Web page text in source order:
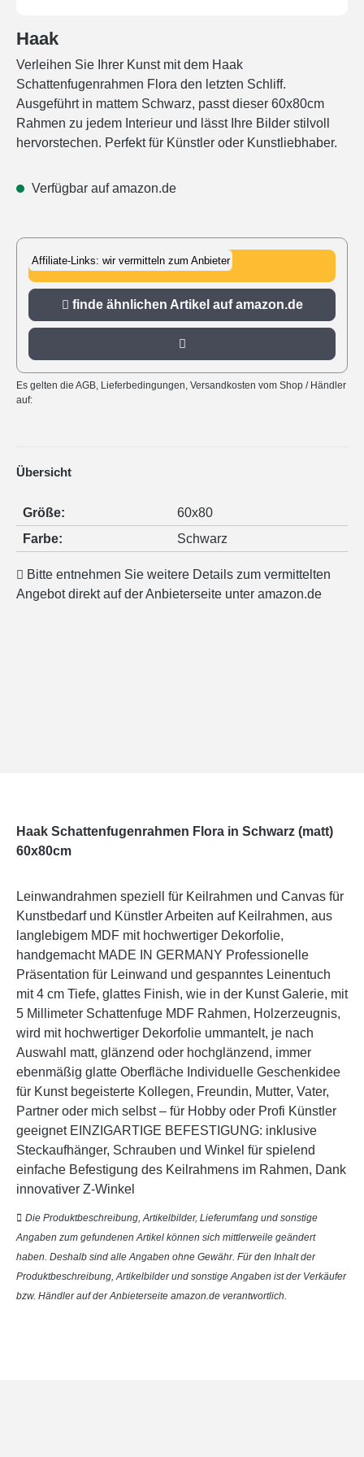
Haak
Verleihen Sie Ihrer Kunst mit dem Haak
Schattenfugenrahmen Flora den letzten Schliff.
Ausgeführt in mattem Schwarz, passt dieser 60x80cm
Rahmen zu jedem Interieur und lässt Ihre Bilder stilvoll
hervorstechen. Perfekt für Künstler oder Kunstliebhaber.
Verfügbar auf amazon.de
Affiliate-Links: wir vermitteln zum Anbieter
zu amazon.de
finde ähnlichen Artikel auf amazon.de
Es gelten die AGB, Lieferbedingungen, Versandkosten vom Shop / Händler
auf:
Übersicht
Größe:
60x80
Farbe:
Schwarz
Bitte entnehmen Sie weitere Details zum vermittelten
Angebot direkt auf der Anbieterseite unter amazon.de
Haak Schattenfugenrahmen Flora in Schwarz (matt)
60x80cm
Leinwandrahmen speziell für Keilrahmen und Canvas für
Kunstbedarf und Künstler Arbeiten auf Keilrahmen, aus
langlebigem MDF mit hochwertiger Dekorfolie,
handgemacht MADE IN GERMANY Professionelle
Präsentation für Leinwand und gespanntes Leinentuch
mit 4 cm Tiefe, glattes Finish, wie in der Kunst Galerie, mit
5 Millimeter Schattenfuge MDF Rahmen, Holzerzeugnis,
wird mit hochwertiger Dekorfolie ummantelt, je nach
Auswahl matt, glänzend oder hochglänzend, immer
ebenmäßig glatte Oberfläche Individuelle Geschenkidee
für Kunst begeisterte Kollegen, Freundin, Mutter, Vater,
Partner oder mich selbst – für Hobby oder Profi Künstler
geeignet EINZIGARTIGE BEFESTIGUNG: inklusive
Steckaufhänger, Schrauben und Winkel für spielend
einfache Befestigung des Keilrahmens im Rahmen, Dank
innovativer Z-Winkel
Die Produktbeschreibung, Artikelbilder, Lieferumfang und sonstige
Angaben zum gefundenen Artikel können sich mittlerweile geändert
haben. Deshalb sind alle Angaben ohne Gewähr. Für den Inhalt der
Produktbeschreibung, Artikelbilder und sonstige Angaben ist der Verkäufer
bzw. Händler auf der Anbieterseite amazon.de verantwortlich.